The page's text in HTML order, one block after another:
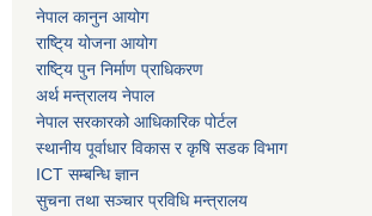
नेपाल कानुन आयोग
राष्टि्य योजना आयोग
राष्टि्य पुन निर्माण प्राधिकरण
अर्थ मन्त्रालय नेपाल
नेपाल सरकारको आधिकारिक पोर्टल
स्थानीय पूर्वाधार विकास र कृषि सडक विभाग
ICT सम्बन्धि ज्ञान
सुचना तथा सञ्चार प्रविधि मन्त्रालय